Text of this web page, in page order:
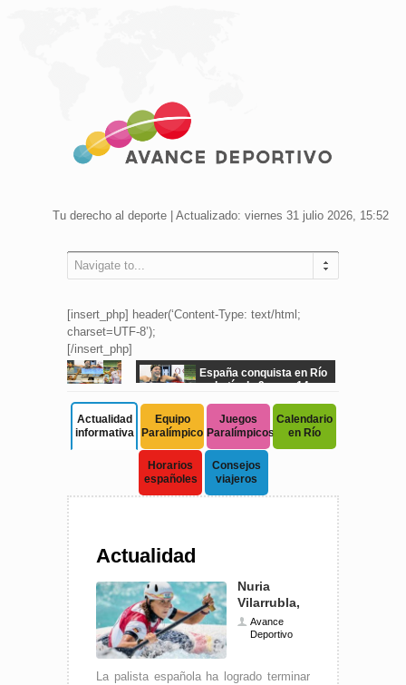
Tu derecho al deporte | Actualizado: viernes 31 julio 2026, 15:52
Navigate to...
[insert_php] header(‘Content-Type: text/html;
charset=UTF-8’);
[/insert_php]
España conquista en Río
un botín de 9 oros, 14
Elena Congost pone un
broche de oro
maratoniano a Río
La 'ÑBA' en silla se baña
de plata en Río
Actualidad
informativa
Equipo
Paralímpico
Juegos
Paralímpicos
Calendario
en Río
Horarios
españoles
Consejos
viajeros
Actualidad
Nuria
Vilarrubla,
diploma
olímpico en
Avance
Deportivo
La palista española ha logrado terminar